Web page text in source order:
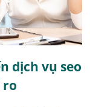
dịch vụ seo
ro